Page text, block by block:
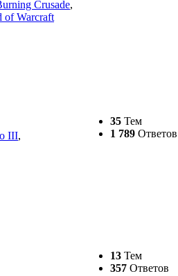
Crusade,
of Warcraft
III,
35 Тем
1 789 Ответов
13 Тем
357 Ответов